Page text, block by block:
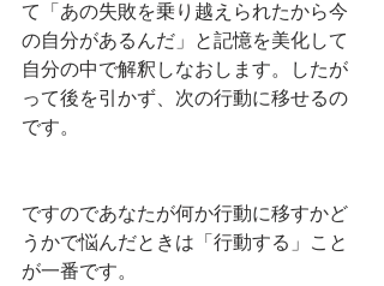
て「あの失敗を乗り越えられたから今
の自分があるんだ」と記憶を美化して
自分の中で解釈しなおします。したが
って後を引かず、次の行動に移せるの
です。
ですのであなたが何か行動に移すかど
うかで悩んだときは「行動する」こと
が一番です。